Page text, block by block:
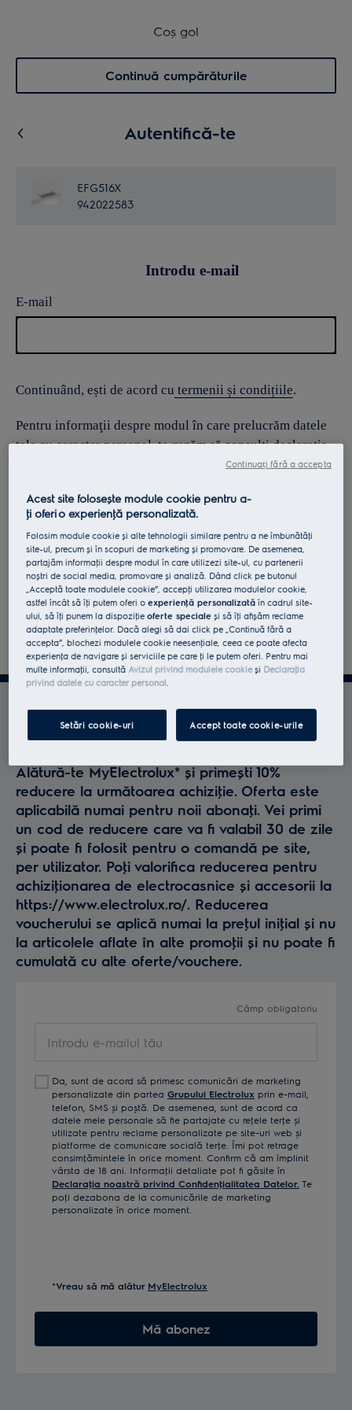
Menu 0
Coș de cumpărături
Coș gol
Continuă cumpărăturile
Autentifică-te
EFG516X
942022583
Introdu e-mail
E-mail
Continuând, ești de acord cu termenii și condițiile.
Pentru informaţii despre modul în care prelucrăm datele
tale cu caracter personal, te rugăm să consulţi declaraţia
Profită la maxim de
Electrolux
Alătură-te MyElectrolux* și primești 10%
reducere la următoarea achiziţie. Oferta este
aplicabilă numai pentru noii abonaţi. Vei primi
un cod de reducere care va fi valabil 30 de zile
și poate fi folosit pentru o comandă pe site,
per utilizator. Poţi valorifica reducerea pentru
achiziţionarea de electrocasnice și accesorii la
https://www.electrolux.ro/. Reducerea
voucherului se aplică numai la preţul iniţial și nu
la articolele aflate în alte promoţii și nu poate fi
cumulată cu alte oferte/vouchere.
Câmp obligatoriu
Da, sunt de acord să primesc comunicări de marketing
personalizate din partea Grupului Electrolux prin e-mail,
telefon, SMS și poștă. De asemenea, sunt de acord ca
datele mele personale să fie partajate cu reţele terţe și
utilizate pentru reclame personalizate pe site-uri web și
platforme de comunicare socială terţe. Îmi pot retrage
consimţămintele în orice moment. Confirm că am împlinit
vârsta de 18 ani. Informaţii detaliate pot fi găsite în
Declaraţia noastră privind Confidenţialitatea Datelor. Te
poţi dezabona de la comunicările de marketing
personalizate în orice moment.
*Vreau să mă alătur MyElectrolux
Mă abonez
Acest site folosește module cookie pentru a-
ţi oferi o experienţă personalizată.
Folosim module cookie și alte tehnologii similare pentru a ne îmbunătăţi
site-ul, precum și în scopuri de marketing și promovare. De asemenea,
partajăm informaţii despre modul în care utilizezi site-ul, cu partenerii
noștri de social media, promovare și analiză. Dând click pe butonul
„Acceptă toate modulele cookie”, accepţi utilizarea modulelor cookie,
astfel încât să îţi putem oferi oexperienţă personalizată în cadrul site-
ului, să îţi punem la dispoziţieoferte speciale și să îţi afișăm reclame
adaptate preferinţelor. Dacă alegi să dai click pe „Continuă fără a
accepta”, blochezi modulele cookie neesenţiale, ceea ce poate afecta
experienţa de navigare și serviciile pe care ţi le putem oferi. Pentru mai
multe informaţii, consultă Avizul privind modulele cookieși Declaraţia
privind datele cu caracter personal.
Setări cookie-uri Accept toate cookie-urile
Continuați fără a accepta